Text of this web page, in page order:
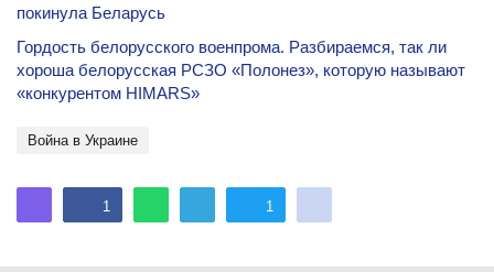
покинула Беларусь
Гордость белорусского военпрома. Разбираемся, так ли
хороша белорусская РСЗО «Полонез», которую называют
«конкурентом HIMARS»
Война в Украине
1 1